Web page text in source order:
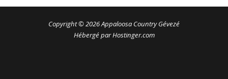
Copyright © 2026 Appaloosa Country Gévezé
Hébergé par Hostinger.com